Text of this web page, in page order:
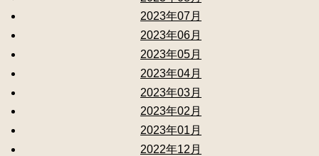
2023年07月
2023年06月
2023年05月
2023年04月
2023年03月
2023年02月
2023年01月
2022年12月